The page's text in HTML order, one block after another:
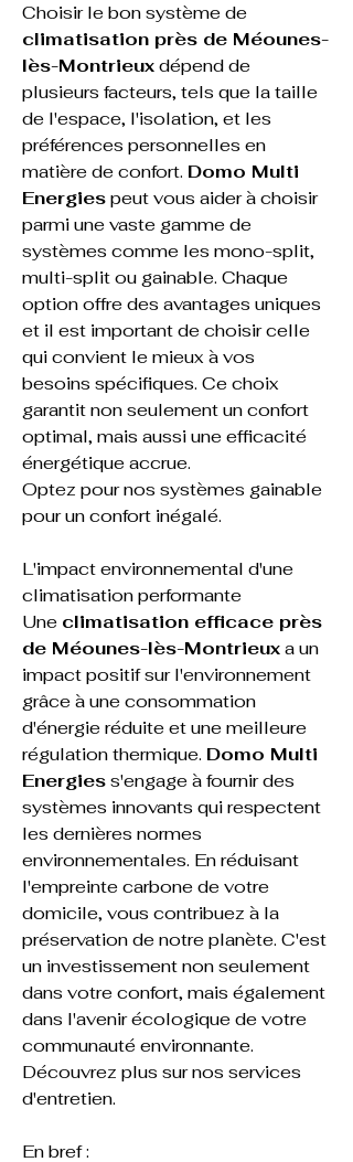
Choisir le bon système de
climatisation près de Méounes-
lès-Montrieux dépend de
plusieurs facteurs, tels que la taille
de l'espace, l'isolation, et les
préférences personnelles en
matière de confort. Domo Multi
Energies peut vous aider à choisir
parmi une vaste gamme de
systèmes comme les mono-split,
multi-split ou gainable. Chaque
option offre des avantages uniques
et il est important de choisir celle
qui convient le mieux à vos
besoins spécifiques. Ce choix
garantit non seulement un confort
optimal, mais aussi une efficacité
énergétique accrue.
Optez pour nos systèmes gainable
pour un confort inégalé.
L'impact environnemental d'une
climatisation performante
Une climatisation efficace près
de Méounes-lès-Montrieux a un
impact positif sur l'environnement
grâce à une consommation
d'énergie réduite et une meilleure
régulation thermique. Domo Multi
Energies s'engage à fournir des
systèmes innovants qui respectent
les dernières normes
environnementales. En réduisant
l'empreinte carbone de votre
domicile, vous contribuez à la
préservation de notre planète. C'est
un investissement non seulement
dans votre confort, mais également
dans l'avenir écologique de votre
communauté environnante.
Découvrez plus sur nos services
d'entretien.
En bref :